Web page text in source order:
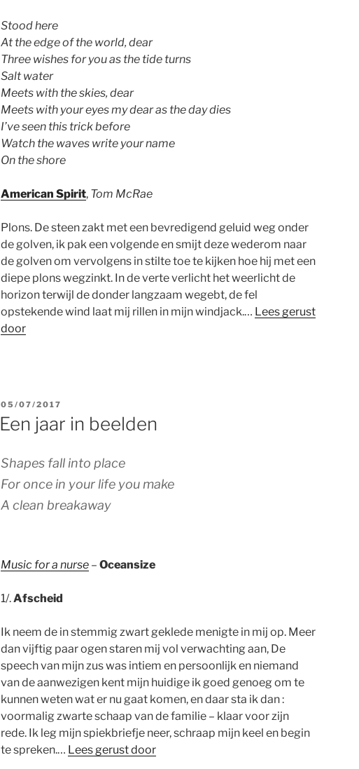
Stood here
At the edge of the world, dear
Three wishes for you as the tide turns
Salt water
Meets with the skies, dear
Meets with your eyes my dear as the day dies
I’ve seen this trick before
Watch the waves write your name
On the shore
American Spirit, Tom McRae
Plons. De steen zakt met een bevredigend geluid weg onder
de golven, ik pak een volgende en smijt deze wederom naar
de golven om vervolgens in stilte toe te kijken hoe hij met een
diepe plons wegzinkt. In de verte verlicht het weerlicht de
horizon terwijl de donder langzaam wegebt, de fel
opstekende wind laat mij rillen in mijn windjack.… Lees gerust
door
POSTED
ON
05/07/2017
Een jaar in beelden
Shapes fall into place
For once in your life you make
A clean breakaway
Music for a nurse –Oceansize
1/.Afscheid
Ik neem de in stemmig zwart geklede menigte in mij op. Meer
dan vijftig paar ogen staren mij vol verwachting aan, De
speech van mijn zus was intiem en persoonlijk en niemand
van de aanwezigen kent mijn huidige ik goed genoeg om te
kunnen weten wat er nu gaat komen, en daar sta ik dan :
voormalig zwarte schaap van de familie – klaar voor zijn
rede. Ik leg mijn spiekbriefje neer, schraap mijn keel en begin
te spreken.… Lees gerust door